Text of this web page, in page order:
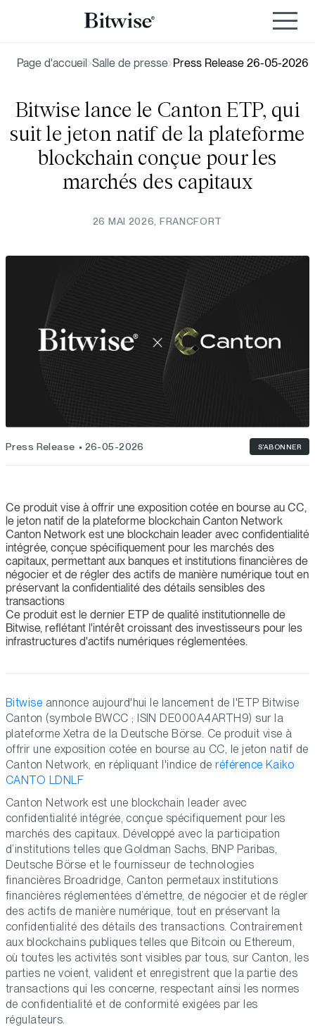
Page d'accueil Salle de presse Press Release 26-05-2026
Bitwise lance le Canton ETP, qui
suit le jeton natif de la plateforme
blockchain conçue pour les
marchés des capitaux
26 MAI 2026, FRANCFORT
Press Release 26-05-2026 S'ABONNER
Ce produit vise à offrir une exposition cotée en bourse au CC,
le jeton natif de la plateforme blockchain Canton Network
Canton Network est une blockchain leader avec confidentialité
intégrée, conçue spécifiquement pour les marchés des
capitaux, permettant aux banques et institutions financières de
négocier et de régler des actifs de manière numérique tout en
préservant la confidentialité des détails sensibles des
transactions
Ce produit est le dernier ETP de qualité institutionnelle de
Bitwise, reflétant l'intérêt croissant des investisseurs pour les
infrastructures d'actifs numériques réglementées.
Bitwise annonce aujourd'hui le lancement de l'ETP Bitwise
Canton (symbole BWCC ; ISIN DE000A4ARTH9) sur la
plateforme Xetra de la Deutsche Börse. Ce produit vise à
offrir une exposition cotée en bourse au CC, le jeton natif de
Canton Network, en répliquant l'indice deréférence Kaiko
CANTO LDNLF
Canton Network est une blockchain leader avec
confidentialité intégrée, conçue spécifiquement pour les
marchés des capitaux. Développé avec la participation
d’institutions telles que Goldman Sachs, BNP Paribas,
Deutsche Börse et le fournisseur de technologies
financières Broadridge, Canton permetaux institutions
financières réglementées d’émettre, de négocier et de régler
des actifs de manière numérique, tout en préservant la
confidentialité des détails des transactions. Contrairement
aux blockchains publiques telles que Bitcoin ou Ethereum,
où toutes les activités sont visibles par tous, sur Canton, les
parties ne voient, valident et enregistrent que la partie des
transactions qui les concerne, respectant ainsi les normes
de confidentialité et de conformité exigées par les
régulateurs.